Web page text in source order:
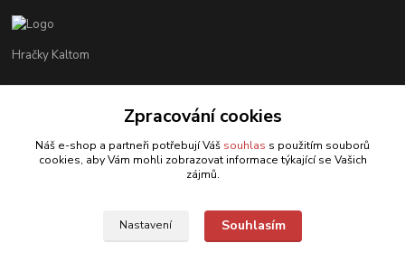
Hračky Kaltom
+420 777 538 008
hrackykaltom@gmail.com
Zpracování cookies
Náš e-shop a partneři potřebují Váš souhlas s použitím souborů
cookies, aby Vám mohli zobrazovat informace týkající se Vašich
zájmů.
Nastavení Souhlasím